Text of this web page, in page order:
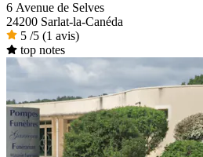
6 Avenue de Selves
24200 Sarlat-la-Canéda
5 /5 (1 avis)
top notes